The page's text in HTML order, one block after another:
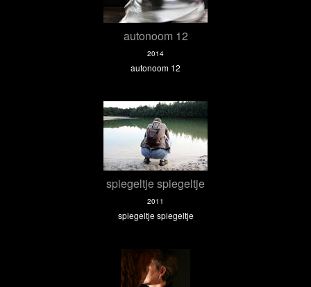
autonoom 12
2014
autonoom 12
spiegeltje spiegeltje
2011
spiegeltje spiegeltje